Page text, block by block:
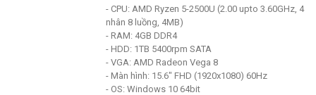
- CPU: AMD Ryzen 5-2500U (2.00 upto 3.60GHz, 4
nhân 8 luồng, 4MB)
- RAM: 4GB DDR4
- HDD: 1TB 5400rpm SATA
- VGA: AMD Radeon Vega 8
- Màn hình: 15.6" FHD (1920x1080) 60Hz
- OS: Windows 10 64bit